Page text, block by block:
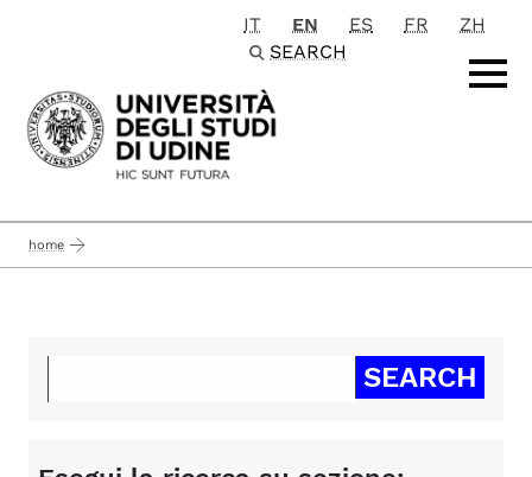
Passa al contenuto principale
IT EN ES FR
ZH
SEARCH
home